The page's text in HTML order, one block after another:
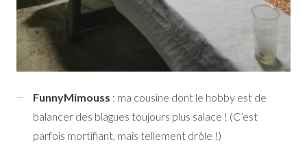
FunnyMimouss : ma cousine dont le hobby est de
balancer des blagues toujours plus salace ! (C’est
parfois mortifiant, mais tellement drôle !)